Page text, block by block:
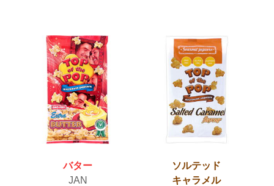
バター
JAN
ソルテッド
キャラメル